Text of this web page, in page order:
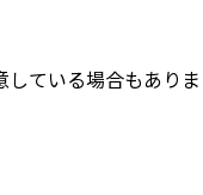
ている場合もありま